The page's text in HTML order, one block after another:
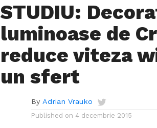
STUDIU:
luminoase de
reduce viteza
un sfert
By Adrian Vrauko
Published on 4 decembrie 2015